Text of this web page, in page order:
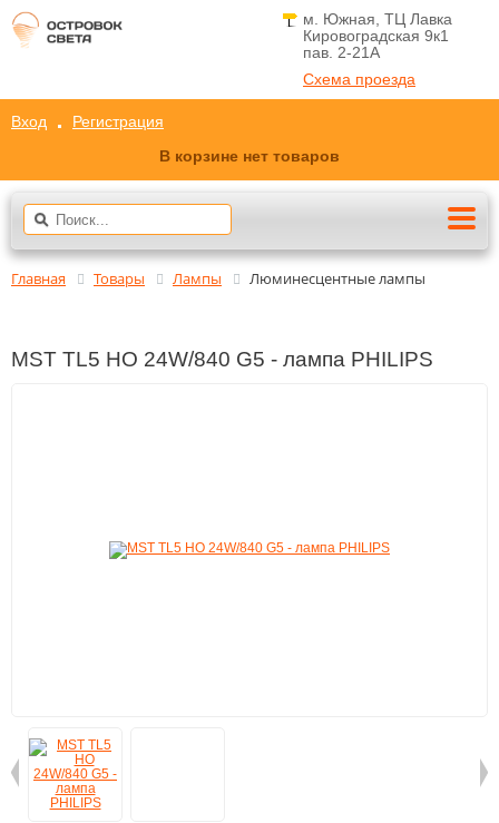
м. Южная, ТЦ Лавка
Кировоградская 9к1
пав. 2-21A
Схема проезда
Вход
Регистрация
В корзине нет товаров
Главная Товары Лампы Люминесцентные лампы
MST TL5 HO 24W/840 G5 - лампа PHILIPS